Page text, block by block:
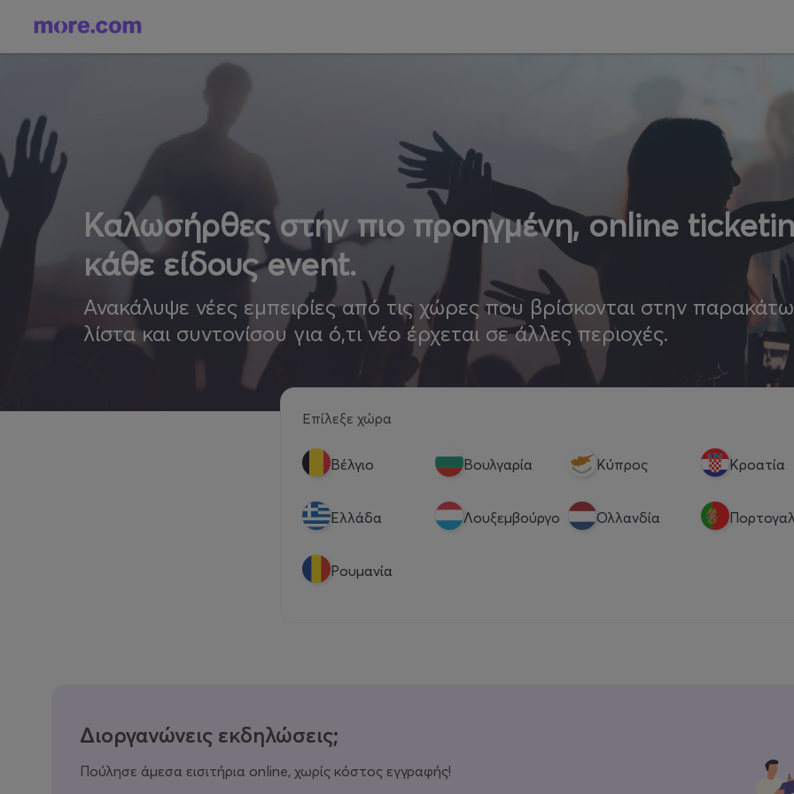
Καλωσήρθες στην πιο προηγμένη, online
κάθε είδους event.
Ανακάλυψε νέες εμπειρίες από τις χώρες που βρίσκονται στην παρακάτω
λίστα και συντονίσου για ό,τι νέο έρχεται σε άλλες περιοχές.
Επίλεξε χώρα
Βέλγιο Βουλγαρία Κύπρος Κροατία
Eλλάδα Λουξεμβούργο Ολλανδία
Ρουμανία
Διοργανώνεις εκδηλώσεις;
Πούλησε άμεσα εισιτήρια online, χωρίς κόστος εγγραφής!